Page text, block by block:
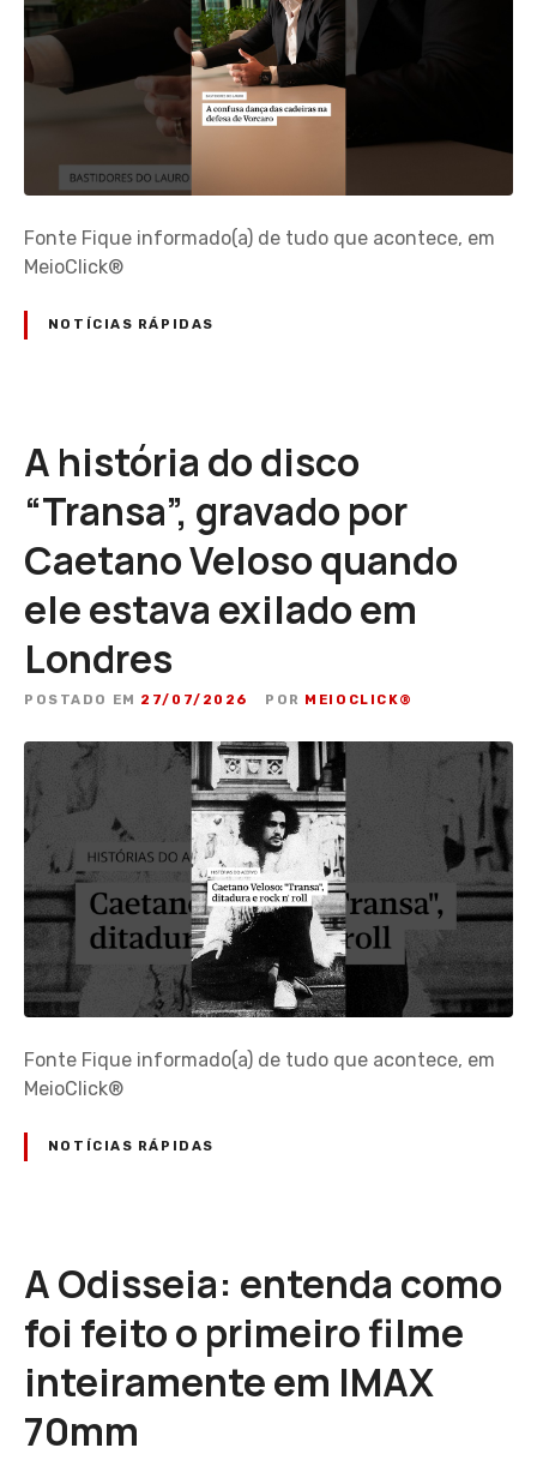
Fonte Fique informado(a) de tudo que acontece, em
MeioClick®
NOTÍCIAS RÁPIDAS
A história do disco
“Transa”, gravado por
Caetano Veloso quando
ele estava exilado em
Londres
POSTADO EM 27/07/2026 POR MEIOCLICK®
Fonte Fique informado(a) de tudo que acontece, em
MeioClick®
NOTÍCIAS RÁPIDAS
A Odisseia: entenda como
foi feito o primeiro filme
inteiramente em IMAX
70mm